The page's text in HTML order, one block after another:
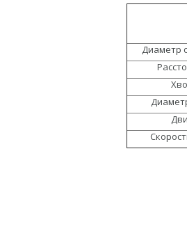
Диаметр